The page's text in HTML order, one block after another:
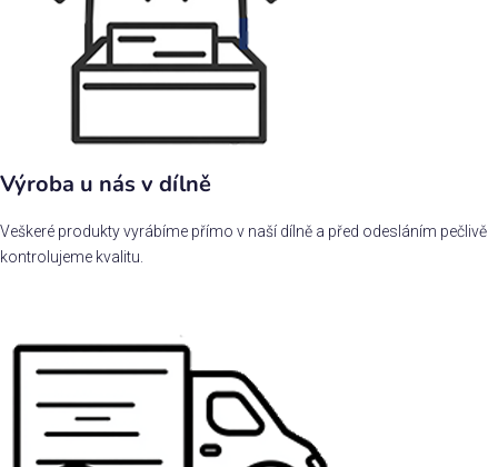
Výroba u nás v dílně
Veškeré produkty vyrábíme přímo v naší dílně a před odesláním pečlivě
kontrolujeme kvalitu.